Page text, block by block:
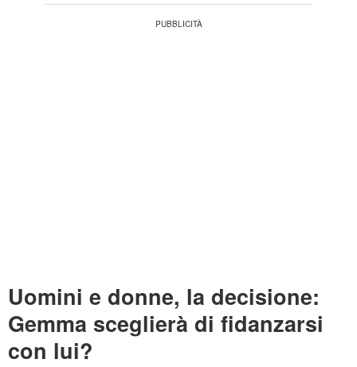
Uomini e donne, la decisione:
Gemma sceglierà di fidanzarsi
con lui?